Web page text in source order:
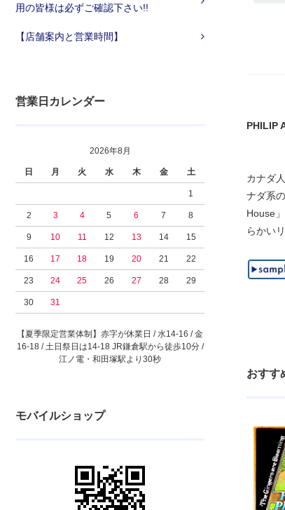
用の皆様は必ずご確認下さい!!
【店舗案内と営業時間】
営業日カレンダー
2026年8月
日 月 火 水 木 金 土
1
2 3 4 5 6 7 8
9 10 11 12 13 14 15
16 17 18 19 20 21 22
23 24 25 26 27 28 29
30 31
【夏季限定営業体制】赤字が休業日 / 水14-16 / 金
16-18 / 土日祭日は14-18 JR鎌倉駅から徒歩10分 /
江ノ電・和田塚駅より30秒
モバイルショップ
PHILIP
カナダ
ナダ系
House
らかい
おすす